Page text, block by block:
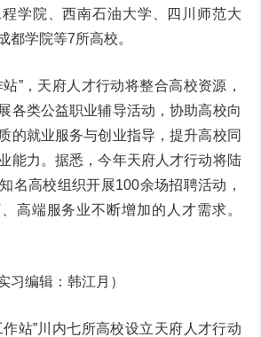
学院、西南石油大学、四川师范大
都学院等7所高校。
”，天府人才行动将整合高校资源，
各类公益职业辅导活动，协助高校向
的就业服务与创业指导，提升高校同
能力。据悉，今年天府人才行动将陆
名高校组织开展100余场招聘活动，
高端服务业不断增加的人才需求。
习编辑：韩江月）
作站”川内七所高校设立天府人才行动